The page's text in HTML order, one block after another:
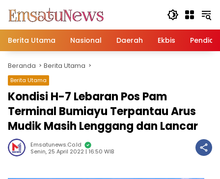
konten
Berita Utama
Nasional Daerah Ekbis
Beranda Berita Utama
Berita Utama
Kondisi H-7 Lebaran Pos Pam
Terminal Bumiayu Terpantau Arus
Mudik Masih Lenggang dan Lancar
Emsatunews.co.id
Senin, 25 April 2022 | 16:50 WIB